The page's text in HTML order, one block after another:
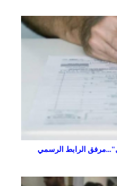
الرابط الرسمي